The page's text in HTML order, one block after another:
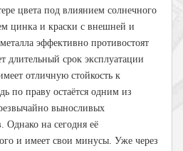
цвета под влиянием солнечного
цинка и краски с внешней и
эффективно противостоят
длительный срок эксплуатации
отличную стойкость к
по праву остаётся одним из
выносливых
Однако на сегодня её
и имеет свои минусы. Уже через